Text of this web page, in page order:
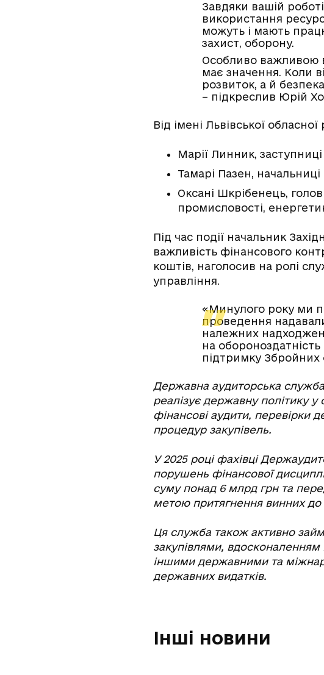
Завдяки вашій
використання
можуть і мають
захист, оборону.
Особливо важливою
має значення. Коли
розвиток, а й
– підкреслив Юрій
Від імені Львівської
Марії Линник,
Тамарі Пазен, начальниці
Оксані Шкрібенець,
промисловості,
Під час події начальник
важливість фінансового
коштів, наголосив на ролі
управління.
«Минулого року ми
проведення
належних
на
підтримку Збройних
Державна аудиторська
реалізує державну політику
фінансові аудити, перевірки
процедур закупівель.
У 2025 році фахівці
порушень фінансової
суму понад 6 млрд грн та
метою притягнення винних до
Ця служба також активно
закупівлями, вдосконаленням
іншими державними та
державних видатків.
Інші новини